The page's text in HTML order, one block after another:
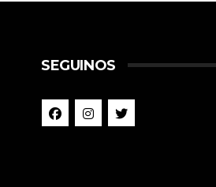
SEGUINOS